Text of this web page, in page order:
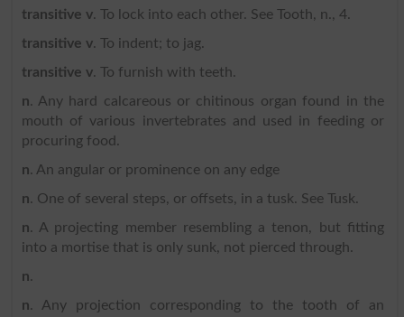
transitive v. To lock into each other. See Tooth, n., 4.
transitive v. To indent; to jag.
transitive v. To furnish with teeth.
n. Any hard calcareous or chitinous organ found in the
mouth of various invertebrates and used in feeding or
procuring food.
n. An angular or prominence on any edge
n. One of several steps, or offsets, in a tusk. See Tusk.
n. A projecting member resembling a tenon, but fitting
into a mortise that is only sunk, not pierced through.
n.
n. Any projection corresponding to the tooth of an